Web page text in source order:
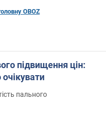
OBOZ
підвищення цін:
пального